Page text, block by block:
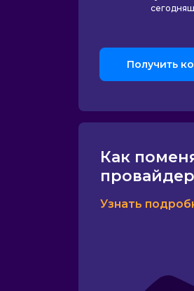
Получить
Как
Узнать